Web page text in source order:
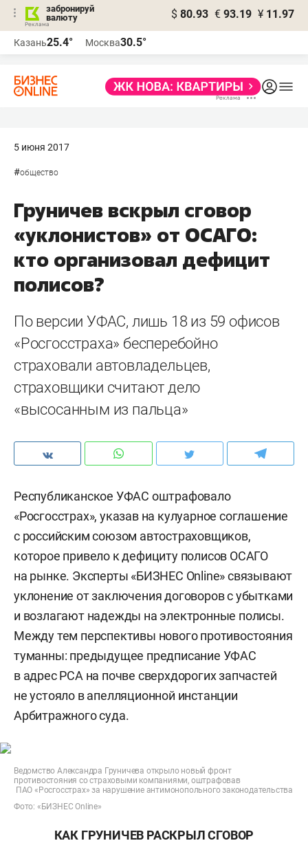
забронируй
валюту
$ 80.93 € 93.19 ¥ 11.97
Казань25.4° Москва30.5°
5 июня 2017
#общество
Груничев вскрыл сговор
«уклонистов» от ОСАГО:
кто организовал дефицит
полисов?
По версии УФАС, лишь 18 из 59 офисов
«Росгосстраха» бесперебойно
страховали автовладельцев,
страховщики считают дело
«высосанным из пальца»
Республиканское УФАС оштрафовало
«Росгосстрах», указав на кулуарное соглашение
с российским союзом автостраховщиков,
которое привело к дефициту полисов ОСАГО
на рынке. Эксперты «БИЗНЕС Online» связывают
уклонение от заключения договоров с убытками
и возлагают надежды на электронные полисы.
Между тем перспективы нового противостояния
туманны: предыдущее предписание УФАС
в адрес РСА на почве сверхдорогих запчастей
не устояло в апелляционной инстанции
Арбитражного суда.
Ведомство Александра Груничева открыло новый фронт
противостояния со страховыми компаниями, оштрафовав
ПАО «Росгосстрах» за нарушение антимонопольного законодательства
Фото: «БИЗНЕС Online»
КАК ГРУНИЧЕВ РАСКРЫЛ СГОВОР